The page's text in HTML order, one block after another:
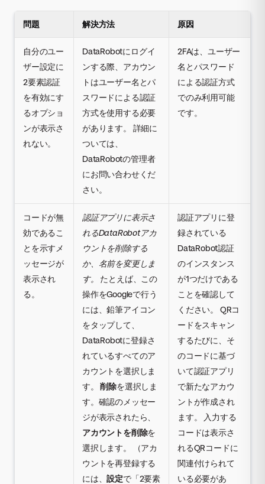
問題 解決方法 原因
自分のユー
ザー設定に
2要素認証
を有効にす
るオプショ
ンが表示さ
れない。
DataRobotにログイ
ンする際、アカウン
トはユーザー名とパ
スワードによる認証
方式を使用する必要
があります。 詳細に
ついては、
DataRobotの管理者
にお問い合わせくだ
さい。
2FAは、ユーザー
名とパスワード
による認証方式
でのみ利用可能
です。
コードが無
効であるこ
とを示すメ
ッセージが
表示され
る。
認証アプリに表示さ
れるDataRobotアカ
ウントを削除する
か、名前を変更しま
す。
たとえば、この
操作をGoogleで行う
には、鉛筆アイコン
をタップして、
DataRobotに登録さ
れているすべてのア
カウントを選択しま
す。削除を選択しま
す。確認のメッセー
ジが表示されたら、
アカウントを削除を
選択します。 （アカ
ウントを再登録する
には、設定で「2要素
認証アプリに登
録されている
DataRobot認証
のインスタンス
が1つだけである
ことを確認して
ください。 QRコ
ードをスキャン
するたびに、そ
のコードに基づ
いて認証アプリ
で新たなアカウ
ントが作成され
ます。 入力する
コードは表示さ
れるQRコードに
関連付けられて
いる必要があ